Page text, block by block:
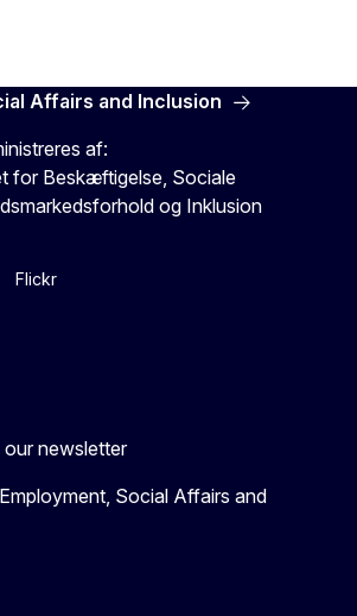
Affairs and Inclusion
af:
for Beskæftigelse, Sociale
og Inklusion
Flickr
newsletter
Social Affairs and